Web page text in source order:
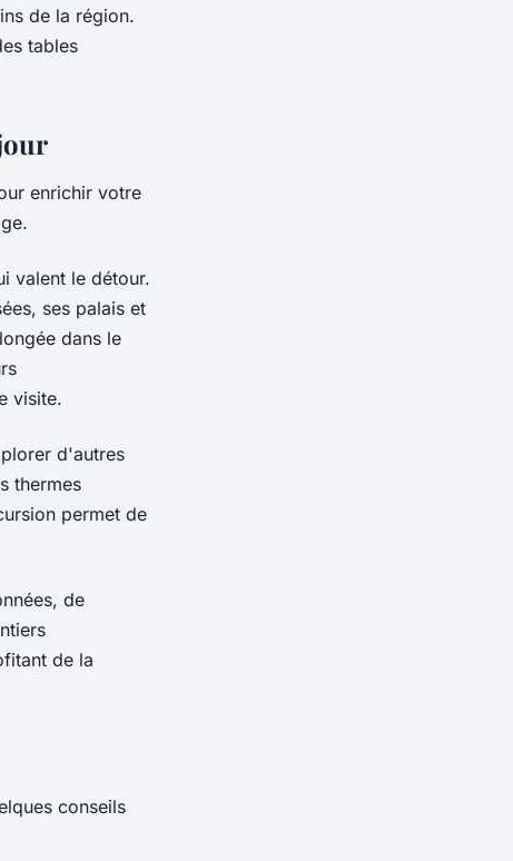
de la région.
tables
enrichir votre
valent le détour.
ses palais et
dans le
visite.
d'autres
thermes
permet de
de
de la
conseils